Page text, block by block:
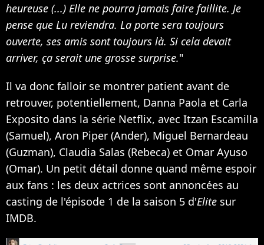
heureuse (...) Elle ne pourra jamais faire faillite. Je
pense que Lu reviendra. La porte sera toujours
ouverte, ses amis sont toujours là. Si cela devait
arriver, ça serait une grosse surprise."
Il va donc falloir se montrer patient avant de
retrouver, potentiellement, Danna Paola et Carla
Exposito dans la série Netflix, avec Itzan Escamilla
(Samuel), Aron Piper (Ander), Miguel Bernardeau
(Guzman), Claudia Salas (Rebeca) et Omar Ayuso
(Omar). Un petit détail donne quand même espoir
aux fans : les deux actrices sont annoncées au
casting de l'épisode 1 de la saison 5 d'Elite sur
IMDB.